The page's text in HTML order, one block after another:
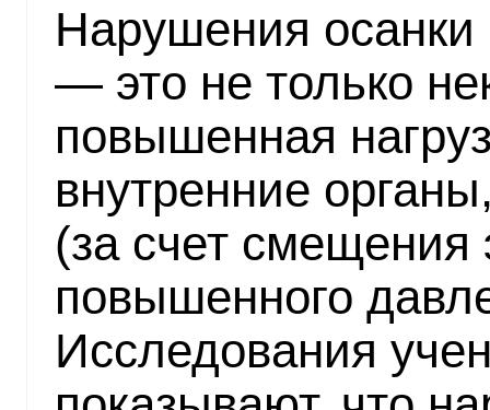
Нарушения осанки
— это не только
повышенная
внутренние
(за счет смещения
повышенного
Исследования